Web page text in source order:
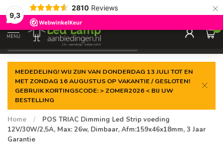
9,3
2810 Reviews ×
Gegarandeerde delaagste prijs
MENU
0
MEDEDELING! WIJ ZIJN VAN DONDERDAG 13 JULI TOT EN
MET ZONDAG 16 AUGUSTUS OP VAKANTIE / GESLOTEN!
GEBRUIK KORTINGSCODE: > ZOMER2026 < BIJ UW
BESTELLING
Home /
POS TRIAC Dimming Led Strip voeding
12V/30W/2,5A, Max: 26w, Dimbaar, Afm:159x46x18mm, 3 Jaar
Garantie